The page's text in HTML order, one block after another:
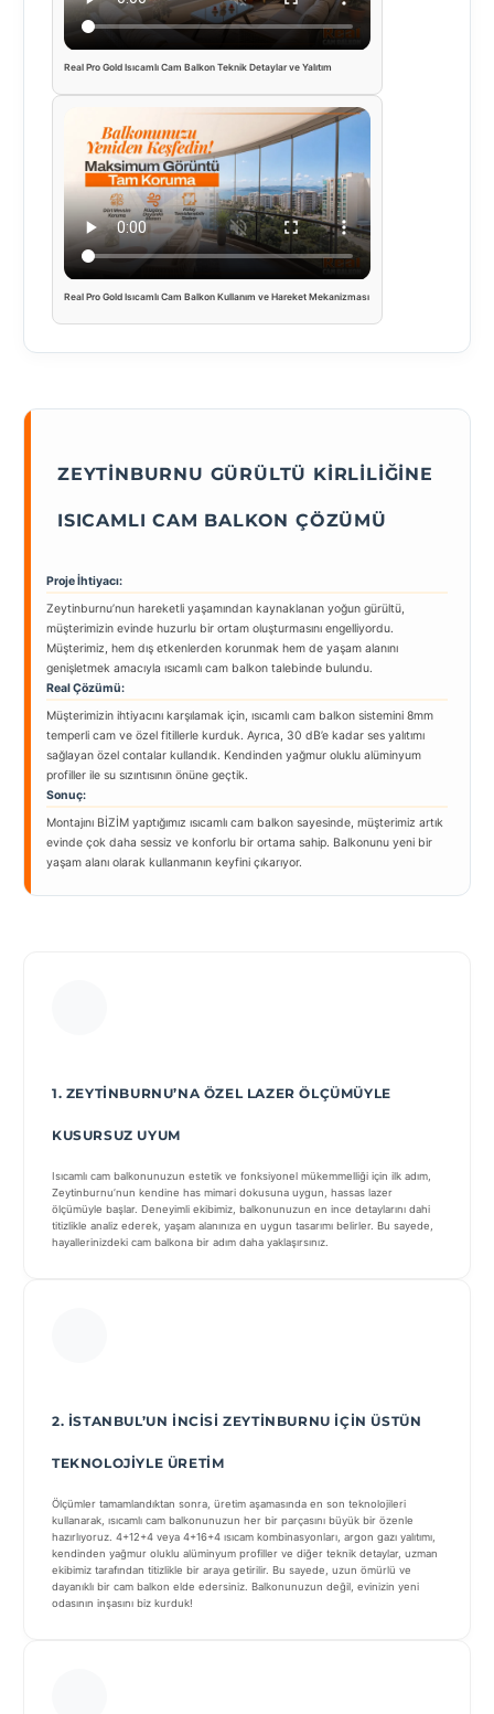
Real Pro Gold Isıcamlı Cam Balkon Teknik Detaylar ve Yalıtım
Real Pro Gold Isıcamlı Cam Balkon Kullanım ve Hareket Mekanizması
ZEYTINBURNU GÜRÜLTÜ KIRLILIĞINE
ISICAMLI CAM BALKON ÇÖZÜMÜ
Proje İhtiyacı:
Zeytinburnu’nun hareketli yaşamından kaynaklanan yoğun gürültü,
müşterimizin evinde huzurlu bir ortam oluşturmasını engelliyordu.
Müşterimiz, hem dış etkenlerden korunmak hem de yaşam alanını
genişletmek amacıyla ısıcamlı cam balkon talebinde bulundu.
Real Çözümü:
Müşterimizin ihtiyacını karşılamak için, ısıcamlı cam balkon sistemini 8mm
temperli cam ve özel fitillerle kurduk. Ayrıca, 30 dB’e kadar ses yalıtımı
sağlayan özel contalar kullandık. Kendinden yağmur oluklu alüminyum
profiller ile su sızıntısının önüne geçtik.
Sonuç:
Montajını BİZİM yaptığımız ısıcamlı cam balkon sayesinde, müşterimiz artık
evinde çok daha sessiz ve konforlu bir ortama sahip. Balkonunu yeni bir
yaşam alanı olarak kullanmanın keyfini çıkarıyor.
1. ZEYTINBURNU’NA ÖZEL LAZER ÖLÇÜMÜYLE
KUSURSUZ UYUM
Isıcamlı cam balkonunuzun estetik ve fonksiyonel mükemmelliği için ilk adım,
Zeytinburnu’nun kendine has mimari dokusuna uygun, hassas lazer
ölçümüyle başlar. Deneyimli ekibimiz, balkonunuzun en ince detaylarını dahi
titizlikle analiz ederek, yaşam alanınıza en uygun tasarımı belirler. Bu sayede,
hayallerinizdeki cam balkona bir adım daha yaklaşırsınız.
2. İSTANBUL’UN İNCISI ZEYTINBURNU IÇIN ÜSTÜN
TEKNOLOJIYLE ÜRETIM
Ölçümler tamamlandıktan sonra, üretim aşamasında en son teknolojileri
kullanarak, ısıcamlı cam balkonunuzun her bir parçasını büyük bir özenle
hazırlıyoruz. 4+12+4 veya 4+16+4 ısıcam kombinasyonları, argon gazı yalıtımı,
kendinden yağmur oluklu alüminyum profiller ve diğer teknik detaylar, uzman
ekibimiz tarafından titizlikle bir araya getirilir. Bu sayede, uzun ömürlü ve
dayanıklı bir cam balkon elde edersiniz. Balkonunuzun değil, evinizin yeni
odasının inşasını biz kurduk!